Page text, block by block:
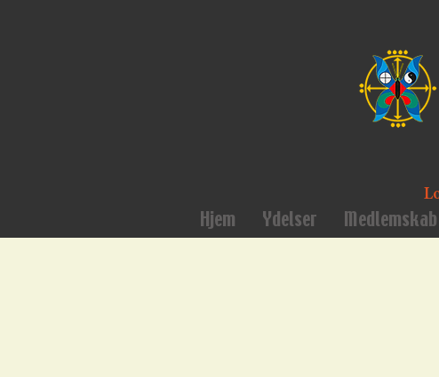
Hjem Ydelser Medlemskab